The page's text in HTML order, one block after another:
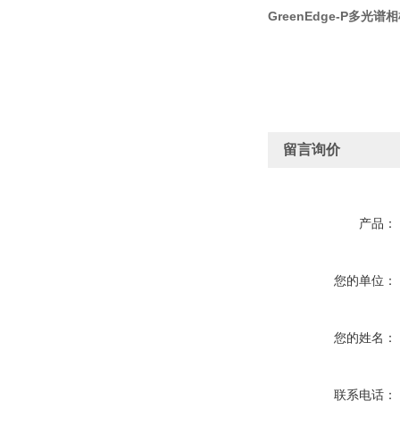
GreenEdge-P多光谱
留言询价
产品：
您的单位：
您的姓名：
联系电话：